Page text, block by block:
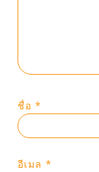
ชื่อ *
อีเมล *